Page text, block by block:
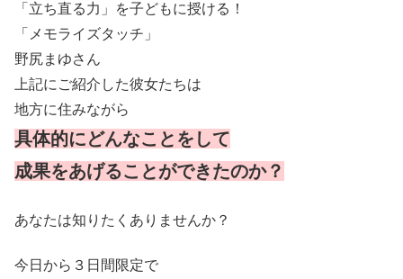
「立ち直る力」を子どもに授ける！
「メモライズタッチ」
野尻まゆさん
上記にご紹介した彼女たちは
地方に住みながら
具体的にどんなことをして
成果をあげることができたのか？
あなたは知りたくありませんか？
今日から３日間限定で